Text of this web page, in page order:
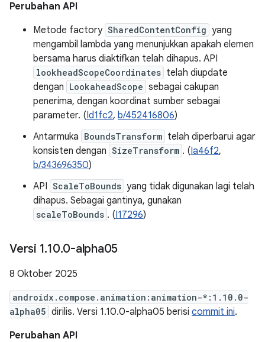
Perubahan API
Metode factory SharedContentConfig yang
mengambil lambda yang menunjukkan apakah elemen
bersama harus diaktifkan telah dihapus. API
lookheadScopeCoordinates telah diupdate
dengan LookaheadScope sebagai cakupan
penerima, dengan koordinat sumber sebagai
parameter. (Id1fc2, b/452416806)
Antarmuka BoundsTransform telah diperbarui agar
konsisten dengan SizeTransform . (Ia46f2,
b/343696350)
API ScaleToBounds yang tidak digunakan lagi telah
dihapus. Sebagai gantinya, gunakan
scaleToBounds . (I17296)
Versi 1.10.0-alpha05
8 Oktober 2025
androidx.compose.animation:animation-*:1.10.0-
alpha05 dirilis. Versi 1.10.0-alpha05 berisi commit ini.
Perubahan API